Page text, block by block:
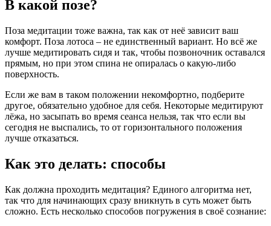
В какой позе?
Поза медитации тоже важна, так как от неё зависит ваш
комфорт. Поза лотоса – не единственный вариант. Но всё же
лучше медитировать сидя и так, чтобы позвоночник оставался
прямым, но при этом спина не опиралась о какую-либо
поверхность.
Если же вам в таком положении некомфортно, подберите
другое, обязательно удобное для себя. Некоторые медитируют
лёжа, но засыпать во время сеанса нельзя, так что если вы
сегодня не выспались, то от горизонтального положения
лучше отказаться.
Как это делать: способы
Как должна проходить медитация? Единого алгоритма нет,
так что для начинающих сразу вникнуть в суть может быть
сложно. Есть несколько способов погружения в своё сознание: